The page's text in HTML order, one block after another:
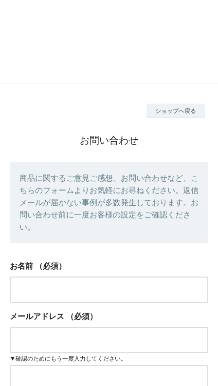
ショップへ戻る
お問い合わせ
商品に関するご意見ご感想、お問い合わせなど、こ
ちらのフォームよりお気軽にお尋ねください。返信
メールが届かない事例が多数発生しております。お
問い合わせ前に一度お客様の設定をご確認くださ
い。
お名前 （必須）
メールアドレス （必須）
▼確認のためにもう一度入力してください。